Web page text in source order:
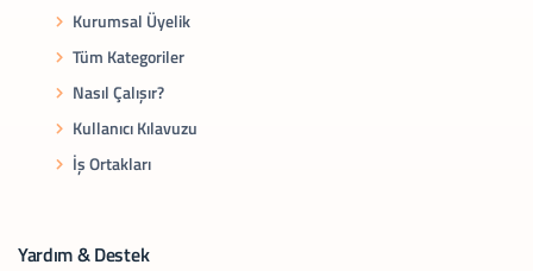
Kurumsal Üyelik
Tüm Kategoriler
Nasıl Çalışır?
Kullanıcı Kılavuzu
İş Ortakları
Yardım & Destek